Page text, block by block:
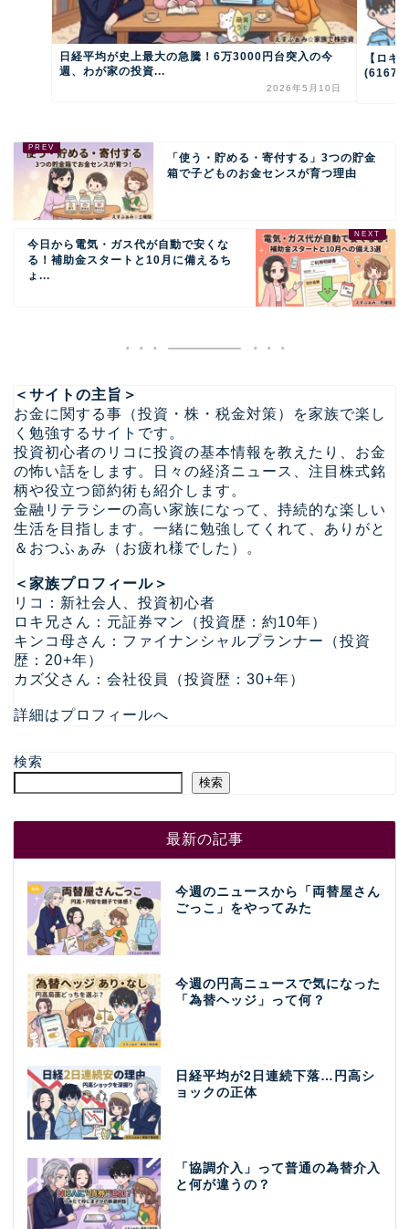
日経平均が史上最大の急騰！6万3000円台突入の今
週、わが家の投資...
2026年5月10日
【ロキ
(6167)
「使う・貯める・寄付する」3つの貯金
箱で子どものお金センスが育つ理由
今日から電気・ガス代が自動で安くな
る！補助金スタートと10月に備えるち
ょ...
＜サイトの主旨＞
お金に関する事（投資・株・税金対策）を家族で楽し
く勉強するサイトです。
投資初心者のリコに投資の基本情報を教えたり、お金
の怖い話をします。日々の経済ニュース、注目株式銘
柄や役立つ節約術も紹介します。
金融リテラシーの高い家族になって、持続的な楽しい
生活を目指します。一緒に勉強してくれて、ありがと
＆おつふぁみ（お疲れ様でした）。
＜家族プロフィール＞
リコ：新社会人、投資初心者
ロキ兄さん：元証券マン（投資歴：約10年）
キンコ母さん：ファイナンシャルプランナー（投資
歴：20+年）
カズ父さん：会社役員（投資歴：30+年）
詳細はプロフィールへ
検索
検索
最新の記事
今週のニュースから「両替屋さん
ごっこ」をやってみた
今週の円高ニュースで気になった
「為替ヘッジ」って何？
日経平均が2日連続下落…円高シ
ョックの正体
「協調介入」って普通の為替介入
と何が違うの？